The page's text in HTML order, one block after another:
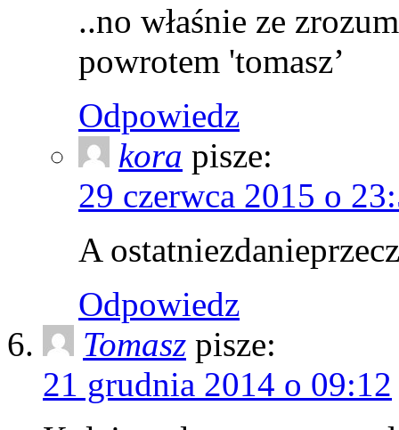
..no właśnie ze
powrotem 'tomasz’
Odpowiedz
kora pisze:
29 czerwca 2015 o
A
Odpowiedz
Tomasz pisze:
21 grudnia 2014 o 09:12